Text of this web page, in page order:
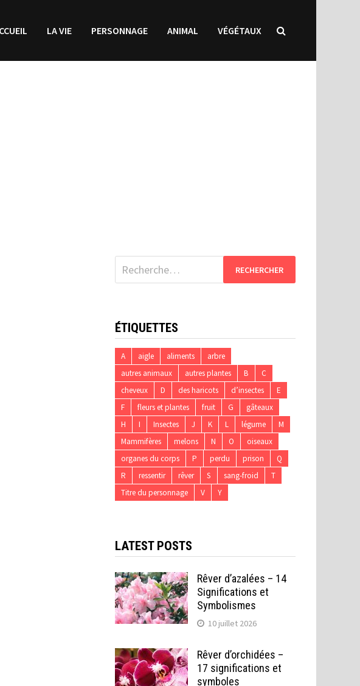
LA VIE PERSONNAGE ANIMAL VÉGÉTAUX
Rechercher :
ÉTIQUETTES
A aigle aliments
arbre
autres animaux
autres plantes B
C
cheveux
D des haricots d’insectes
E
F
fleurs et plantes fruit G
gâteaux
H
I Insectes J K L légume
M
Mammifères
melons N O
oiseaux
organes du corps
P perdu prison
Q
R
ressentir rêver S sang-froid
T
Titre du personnage
V Y
LATEST POSTS
Rêver d’azalées – 14
Significations et
Symbolismes
10 juillet 2026
Rêver d’orchidées –
17 significations et
symboles